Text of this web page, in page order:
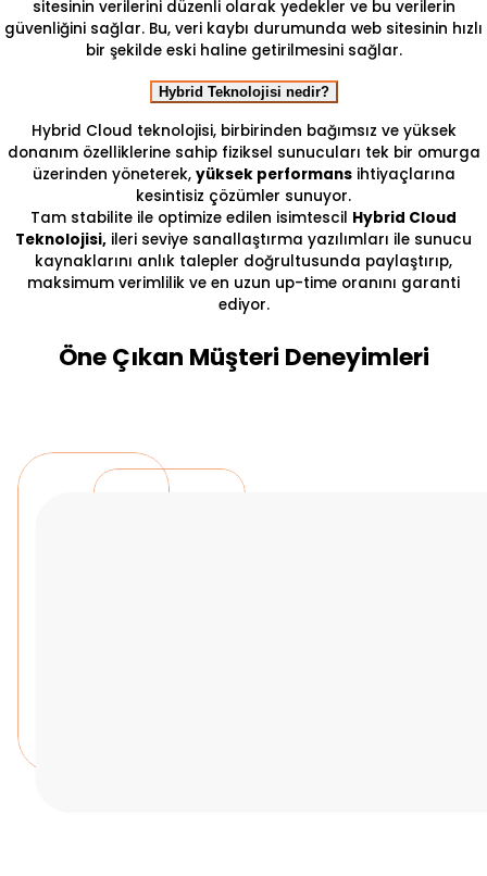
sitesinin verilerini düzenli olarak yedekler ve bu verilerin
güvenliğini sağlar. Bu, veri kaybı durumunda web sitesinin hızlı
bir şekilde eski haline getirilmesini sağlar.
Hybrid Teknolojisi nedir?
Hybrid Cloud teknolojisi, birbirinden bağımsız ve yüksek
donanım özelliklerine sahip fiziksel sunucuları tek bir omurga
üzerinden yöneterek, yüksek performansihtiyaçlarına
kesintisiz çözümler sunuyor.
Tam stabilite ile optimize edilen isimtescil Hybrid Cloud
Teknolojisi, ileri seviye sanallaştırma yazılımları ile sunucu
kaynaklarını anlık talepler doğrultusunda paylaştırıp,
maksimum verimlilik ve en uzun up-time oranını garanti
ediyor.
Öne Çıkan Müşteri Deneyimleri